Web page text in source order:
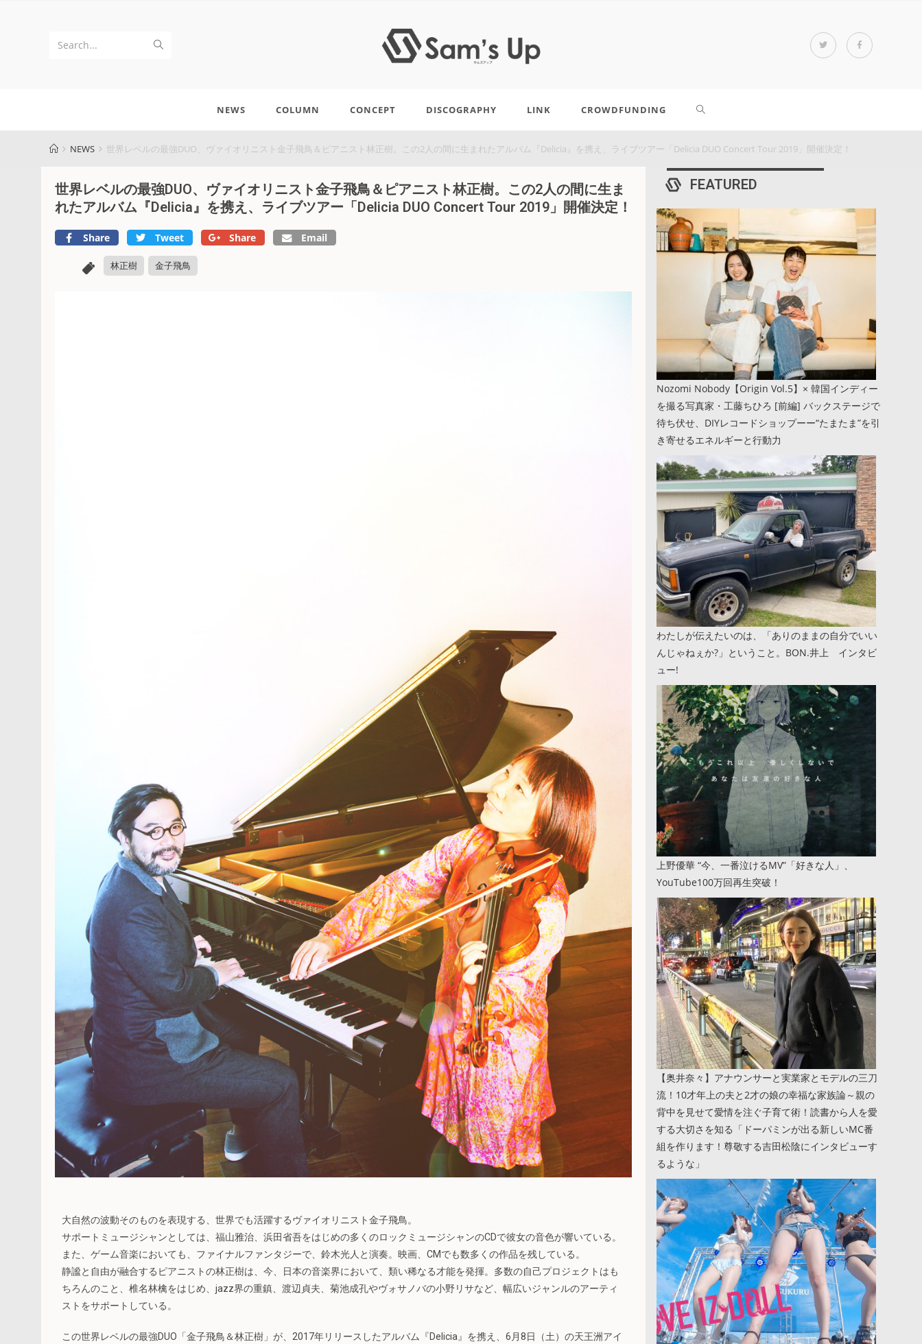
Search...
NEWS COLUMN CONCEPT DISCOGRAPHY LINK CROWDFUNDING
NEWS 世界レベルの最強DUO、ヴァイオリニスト金子飛鳥＆ピアニスト林正樹。この2人の間に生まれたアルバム『Delicia』を携え、ライブツアー「Delicia DUO Concert Tour 2019」開催決定！
世界レベルの最強DUO、ヴァイオリニスト金子飛鳥＆ピアニスト林正樹。この2人の間に生ま
れたアルバム『Delicia』を携え、ライブツアー「Delicia DUO Concert Tour 2019」開催決定！
Share Tweet Share Email
林正樹 金子飛鳥
大自然の波動そのものを表現する、世界でも活躍するヴァイオリニスト金子飛鳥。
サポートミュージシャンとしては、福山雅治、浜田省吾をはじめの多くのロックミュージシャンのCDで彼女の音色が響いている。
また、ゲーム音楽においても、ファイナルファンタジーで、鈴木光人と演奏。映画、CMでも数多くの作品を残している。
静謐と自由が融合するピアニストの林正樹は、今、日本の音楽界において、類い稀なる才能を発揮。多数の自己プロジェクトはも
ちろんのこと、椎名林檎をはじめ、jazz界の重鎮、渡辺貞夫、菊池成孔やヴォサノバの小野リサなど、幅広いジャンルのアーティ
ストをサポートしている。
この世界レベルの最強DUO「金子飛鳥＆林正樹」が、2017年リリースしたアルバム『Delicia』を携え、6月8日（土）の天王洲アイ
FEATURED
Nozomi Nobody【Origin Vol.5】× 韓国インディー
を撮る写真家・工藤ちひろ [前編] バックステージで
待ち伏せ、DIYレコードショップーー“たまたま”を引
き寄せるエネルギーと行動力
わたしが伝えたいのは、「ありのままの自分でいい
んじゃねぇか?」ということ。BON.井上 インタビ
ュー!
上野優華 “今、一番泣けるMV”「好きな人」、
YouTube100万回再生突破！
【奥井奈々】アナウンサーと実業家とモデルの三刀
流！10才年上の夫と2才の娘の幸福な家族論～親の
背中を見せて愛情を注ぐ子育て術！読書から人を愛
する大切さを知る「ドーパミンが出る新しいMC番
組を作ります！尊敬する吉田松陰にインタビューす
るような」